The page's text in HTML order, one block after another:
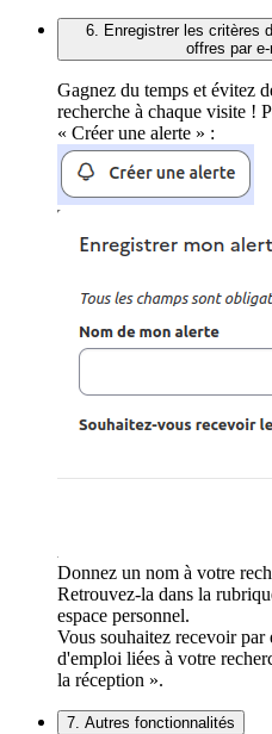
6. Enregistrer les critères
offres par
Gagnez du temps et évitez
recherche à chaque visite !
« Créer une alerte » :
Donnez un nom à votre
Retrouvez-la dans la
espace personnel.
Vous souhaitez recevoir
d'emploi liées à votre
la réception ».
7. Autres fonctionnalités